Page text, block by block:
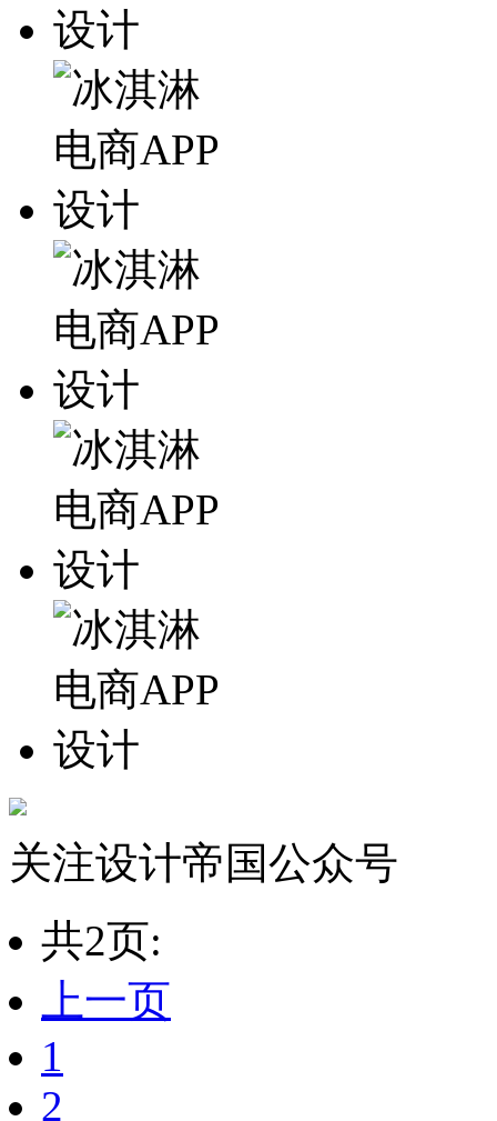
关注设计帝国公众号
共2页:
上一页
1
2